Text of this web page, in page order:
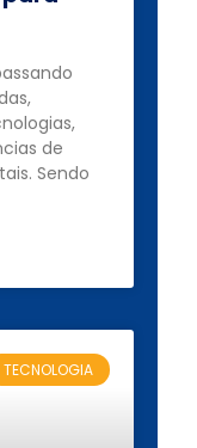
de
Sendo
TECNOLOGIA